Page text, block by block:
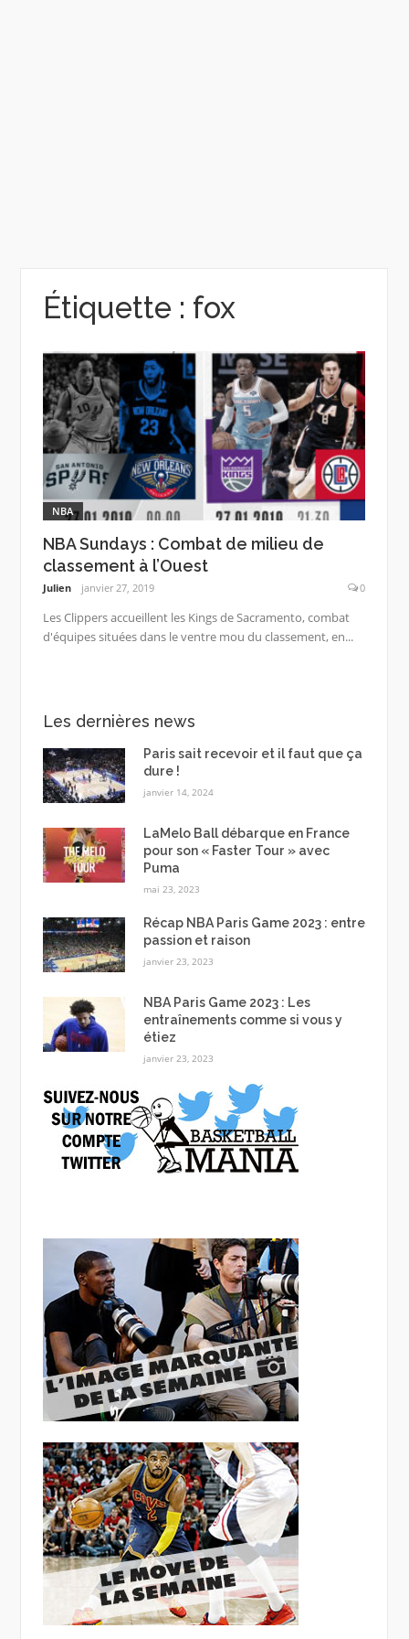
Étiquette : fox
NBA
NBA Sundays : Combat de milieu de
classement à l’Ouest
Julien janvier 27, 2019 0
Les Clippers accueillent les Kings de Sacramento, combat
d'équipes situées dans le ventre mou du classement, en...
Les dernières news
Paris sait recevoir et il faut que ça
dure !
janvier 14, 2024
LaMelo Ball débarque en France
pour son « Faster Tour » avec
Puma
mai 23, 2023
Récap NBA Paris Game 2023 : entre
passion et raison
janvier 23, 2023
NBA Paris Game 2023 : Les
entraînements comme si vous y
étiez
janvier 23, 2023